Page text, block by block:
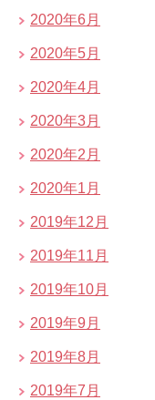
2020年6月
2020年5月
2020年4月
2020年3月
2020年2月
2020年1月
2019年12月
2019年11月
2019年10月
2019年9月
2019年8月
2019年7月